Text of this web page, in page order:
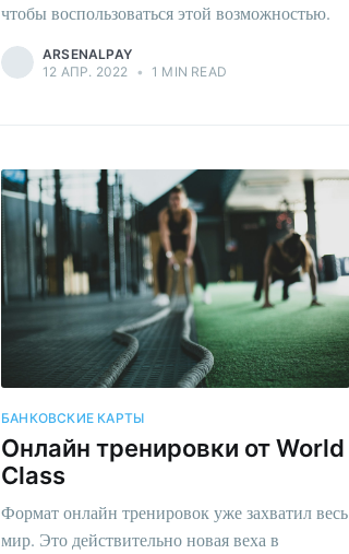
чтобы воспользоваться этой возможностью.
ARSENALPAY
12 АПР. 2022 • 1 MIN READ
БАНКОВСКИЕ КАРТЫ
Онлайн тренировки от World
Class
Формат онлайн тренировок уже захватил весь
мир. Это действительно новая веха в